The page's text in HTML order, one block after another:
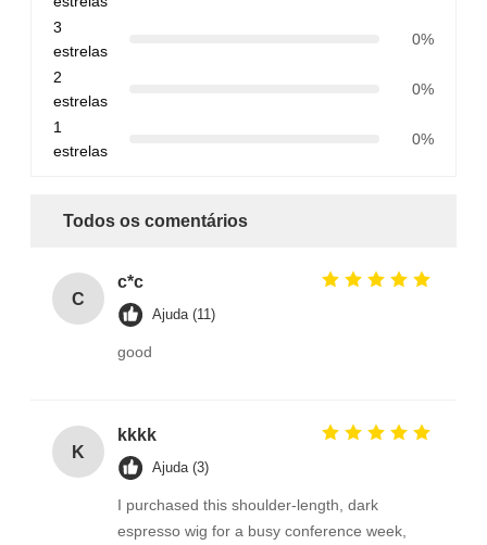
3
estrelas
0%
2
estrelas
0%
1
estrelas
0%
Todos os comentários
C
c*c
Ajuda (11)
good
K
kkkk
Ajuda (3)
I purchased this shoulder-length, dark
espresso wig for a busy conference week,